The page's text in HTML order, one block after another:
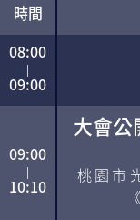
時間
08:00
|
09:00
09:00
|
10:10
大會公
桃園市